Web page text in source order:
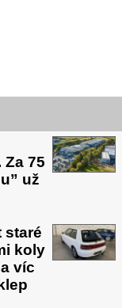
75
už
staré
koly
víc